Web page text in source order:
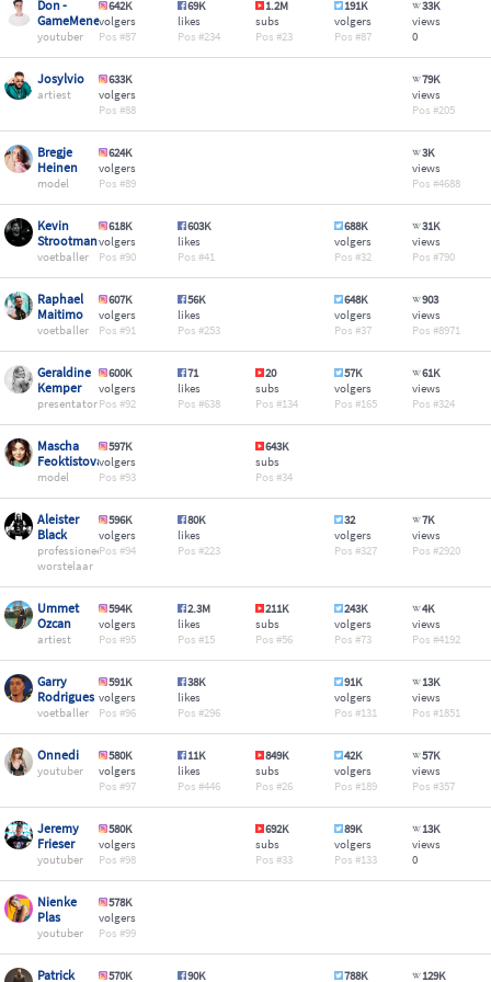
Don -
GameMeneer
youtuber
642K
volgers
87
69K
likes
234
1.2M
subs
23
191K
volgers
87
33K
views
0
Josylvio
artiest
633K
volgers
88
79K
views
205
Bregje
Heinen
model
624K
volgers
89
3K
views
4688
Kevin
Strootman
voetballer
618K
volgers
90
603K
likes
41
688K
volgers
32
31K
views
790
Raphael
Maitimo
voetballer
607K
volgers
91
56K
likes
253
648K
volgers
37
903
views
8971
Geraldine
Kemper
presentator
600K
volgers
92
71
likes
638
20
subs
134
57K
volgers
165
61K
views
324
Mascha
Feoktistova
model
597K
volgers
93
643K
subs
34
Aleister
Black
professioneel
worstelaar
596K
volgers
94
80K
likes
223
32
volgers
327
7K
views
2920
Ummet
Ozcan
artiest
594K
volgers
95
2.3M
likes
15
211K
subs
56
243K
volgers
73
4K
views
4192
Garry
Rodrigues
voetballer
591K
volgers
96
38K
likes
296
91K
volgers
131
13K
views
1851
Onnedi
youtuber
580K
volgers
97
11K
likes
446
849K
subs
26
42K
volgers
189
57K
views
357
Jeremy
Frieser
youtuber
580K
volgers
98
692K
subs
33
89K
volgers
133
13K
views
0
Nienke
Plas
youtuber
578K
volgers
99
Patrick 570K 90K 788K 129K